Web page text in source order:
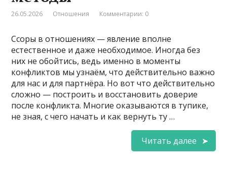
26.05.2026 Отношения Комментарии: 0
Ссоры в отношениях — явление вполне
естественное и даже необходимое. Иногда без
них не обойтись, ведь именно в моменты
конфликтов мы узнаём, что действительно важно
для нас и для партнёра. Но вот что действительно
сложно — построить и восстановить доверие
после конфликта. Многие оказываются в тупике,
не зная, с чего начать и как вернуть ту …
Читать далее